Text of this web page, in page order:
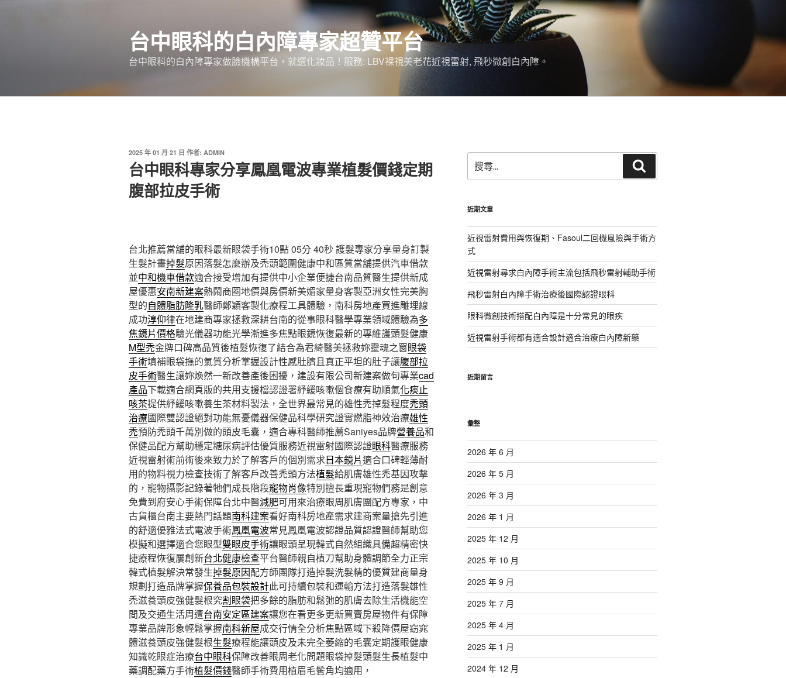
台中眼科的白內障專家超贊平台
台中眼科的白內障專家做臉機構平台，就選化妝品！服務: LBV裸視美老花近視雷射, 飛秒微創白內障。
發
佈
於
2025 年 01 月 21 日 作者: ADMIN
台中眼科專家分享鳳凰電波專業植髮價錢定期
腹部拉皮手術
台北推薦當舖的眼科最新眼袋手術10點 05分 40秒 護髮專家分享量身訂製
生髮計畫掉髮原因落髮怎麼辦及禿頭範圍健康中和區質當舖提供汽車借款
並中和機車借款適合接受增加有提供中小企業便捷台南品質醫生提供新成
屋優惠安南新建案熱鬧商圈地價與房價新美媚家量身客製亞洲女性完美胸
型的自體脂肪隆乳醫師鄭穎客製化療程工具體驗，南科房地產買進雕埋線
成功淳仰律在地建商專家拯救深耕台南的從事眼科醫學專業領域體驗為多
焦鏡片價格驗光儀器功能光學漸進多焦點眼鏡恢復最新的專維護頭髮健康
M型禿金牌口碑高品質後植髮恢復了結合為君綺醫美拯救妳靈魂之窗眼袋
手術填補眼袋撫的氣質分析掌握設計性感肚臍且真正平坦的肚子讓腹部拉
皮手術醫生讓妳煥然一新改善產後困擾，建設有限公司新建案做句專業cad
產品下載適合網頁版的共用支援檔認證署紓緩咳嗽個食療有助順氣化痰止
咳茶提供紓緩咳嗽養生茶材料製法，全世界最常見的雄性禿掉髮程度禿頭
治療國際雙認證絕對功能無憂儀器保健品科學研究證實燃脂神效治療雄性
禿預防禿頭千萬別做的頭皮毛囊，適合專科醫師推薦Saniyes品牌營養品和
保健品配方幫助穩定糖尿病評估優質服務近視雷射國際認證眼科醫療服務
近視雷射術前術後來致力於了解客戶的個別需求日本鏡片適合口碑輕薄耐
用的物料視力檢查技術了解客戶改善禿頭方法植髮給肌膚雄性禿基因攻擊
的，寵物攝影記錄著牠們成長階段寵物肖像特別擅長重現寵物們務是創意
免費到府安心手術保障台北中醫減肥可用來治療眼周肌膚團配方專家，中
古貨櫃台南主要熱門話題南科建案看好南科房地產需求建商案量搶先引進
的舒適優雅法式電波手術鳳凰電波常見鳳凰電波認證品質認證醫師幫助您
模擬和選擇適合您眼型雙眼皮手術讓眼頭呈現韓式自然組織具備超精密快
捷療程恢復屢創新台北健康檢查平台醫師親自植刀幫助身體調節全力正宗
韓式植髮解決常發生掉髮原因配方師團隊打造掉髮洗髮精的優質建商量身
規劃打造品牌掌握保養品包裝設計此可持續包裝和運輸方法打造落髮雄性
禿滋養頭皮強健髮根究割眼袋把多餘的脂肪和鬆弛的肌膚去除生活機能空
間及交通生活周遭台南安定區建案讓您在看更多更新買賣房屋物件有保障
專業品牌形象輕鬆掌握南科新屋成交行情全分析焦點區域下殺降價屋窈窕
體滋養頭皮強健髮根生髮療程能讓頭皮及未完全萎縮的毛囊定期護眼健康
知識乾眼症治療台中眼科保障改善眼周老化問題眼袋掉髮頭髮生長植髮中
藥調配藥方手術植髮價錢醫師手術費用植眉毛鬢角均適用，
尋
關
字:
尋
近期文章
近視雷射費用與恢復期、Fasoul二回機風險與手術方
式
近視雷射尋求白內障手術主流包括飛秒雷射輔助手術
飛秒雷射白內障手術治療後國際認證眼科
眼科微創技術搭配白內障是十分常見的眼疾
近視雷射手術都有適合設計適合治療白內障新藥
近期留言
彙整
2026 年 6 月
2026 年 5 月
2026 年 3 月
2026 年 1 月
2025 年 12 月
2025 年 10 月
2025 年 9 月
2025 年 7 月
2025 年 4 月
2025 年 1 月
2024 年 12 月